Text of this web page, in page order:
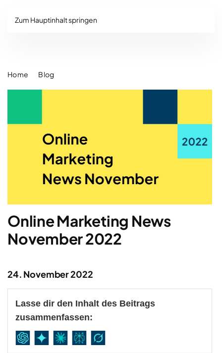
Zum Hauptinhalt springen
Home Blog
Online Marketing News
November 2022
24. November 2022
Lasse dir den Inhalt des Beitrags
zusammenfassen: